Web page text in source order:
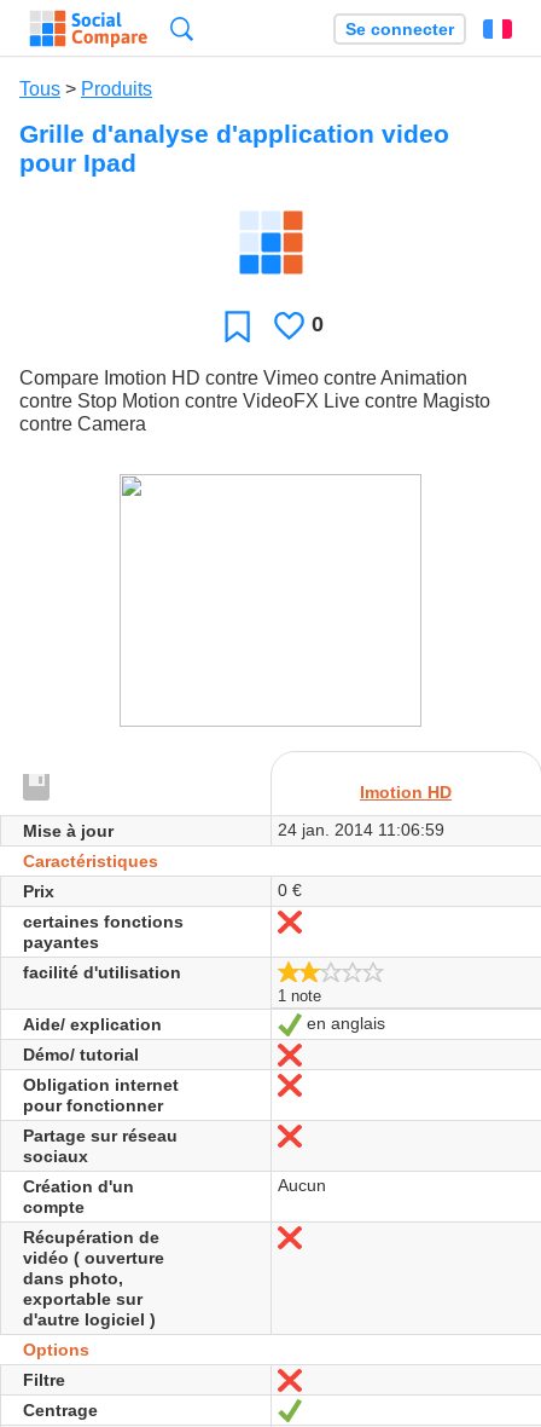
Se connecter
Tous > Produits
Grille d'analyse d'application video
pour Ipad
Favori J'aime
0
Compare Imotion HD contre Vimeo contre Animation
contre Stop Motion contre VideoFX Live contre Magisto
contre Camera
Imotion HD
Mise à jour
24 jan. 2014 11:06:59
Caractéristiques
Prix
0 €
certaines fonctions
payantes
Non
facilité d'utilisation
1 note
Aide/ explication Oui
en anglais
Démo/ tutorial
Non
Obligation internet
pour fonctionner
Non
Partage sur réseau
sociaux
Non
Création d'un
compte
Aucun
Récupération de
vidéo ( ouverture
dans photo,
exportable sur
d'autre logiciel )
Non
Options
Filtre
Non
Centrage
Oui